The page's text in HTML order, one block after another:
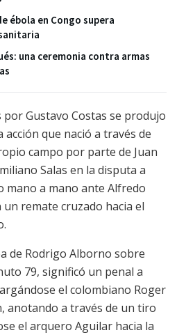
ébola en Congo supera
una ceremonia contra armas
Gustavo Costas se produjo
que nació a través de
campo por parte de Juan
Salas en la disputa a
mano a mano ante Alfredo
remate cruzado hacia el
de Rodrigo Alborno sobre
79, significó un penal a
el colombiano Roger
anotando a través de un tiro
el arquero Aguilar hacia la